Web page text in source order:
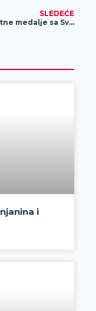
SLEDEĆE
Dve zlatne medalje sa Svetskog šampionata u rvanju stigle u Zrenjanin: Datunašvili i Mate Nemeš proneli slavu Srbije i Rvačkog kluba “Proleter”
i